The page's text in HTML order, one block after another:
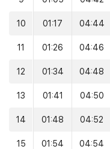
10 01:17 04:44
11 01:26 04:46
12 01:34 04:48
13 01:41 04:50
14 01:48 04:52
15 01:54 04:54